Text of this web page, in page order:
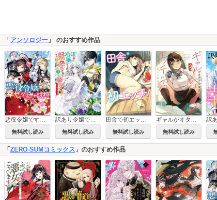
「アンソロジー 」 のおすすめ作品
悪役令嬢ですが、幸せになってみせますわ！ アンソロジーコミック
無料試し読み
訳あり令嬢でしたが、溺愛されて今では幸せです アンソロジーコミック
無料試し読み
田舎で初エッチ！
無料試し読み
ギャルがオタクの家に入り浸ってエッチに沼るアンソロジーコミック
無料試し読み
「 ZERO-SUMコミックス 」のおすすめ作品